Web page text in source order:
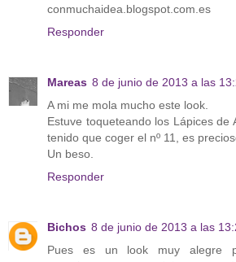
conmuchaidea.blogspot.com.es
Responder
Mareas 8 de junio de 2013 a las
A mi me mola mucho este look.
Estuve toqueteando los Lápices de
tenido que coger el nº 11, es
Un beso.
Responder
Bichos 8 de junio de 2013 a las
Pues es un look muy alegre